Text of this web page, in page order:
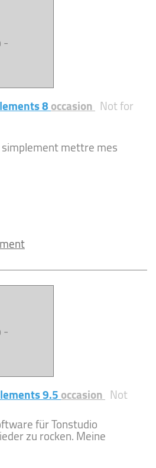
-
8occasion Not for
mettre mes
-
9.5occasion Not
für Tonstudio
zu rocken. Meine